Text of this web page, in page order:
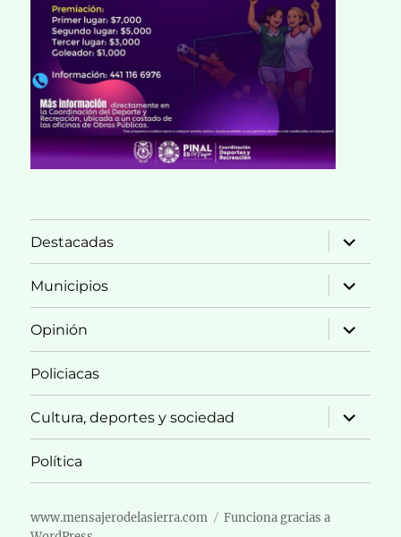
Destacadas
expande
el
menú
inferior
Municipios
expande
el
menú
inferior
Opinión
expande
el
menú
Policiacas
Cultura, deportes y sociedad
expande
el
menú
Política
www.mensajerodelasierra.com
Funciona gracias a